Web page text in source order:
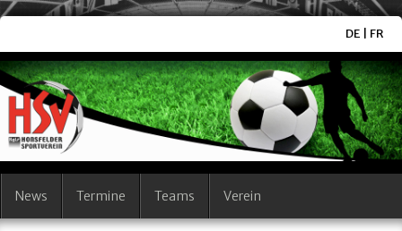
DE FR
News Termine Teams Verein